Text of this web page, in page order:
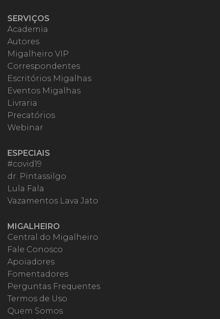
SERVIÇOS
Academia
Autores
Migalheiro VIP
Correspondentes
Escritórios Migalhas
Eventos Migalhas
Livraria
Precatórios
Webinar
ESPECIAIS
#covid19
dr. Pintassilgo
Lula Fala
Vazamentos Lava Jato
MIGALHEIRO
Central do Migalheiro
Fale Conosco
Apoiadores
Fomentadores
Perguntas Frequentes
Termos de Uso
Quem Somos